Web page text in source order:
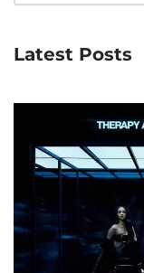
Latest Posts